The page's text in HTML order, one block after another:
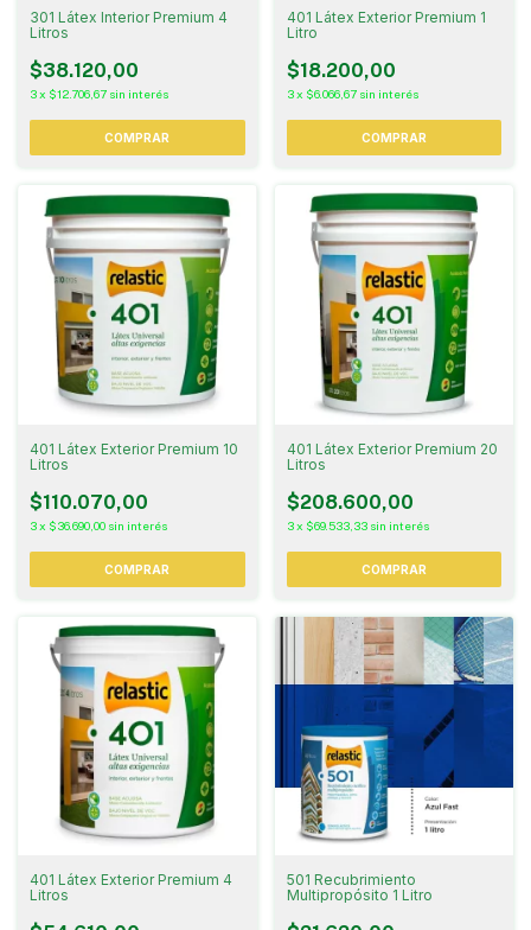
301 Látex Interior Premium 4
Litros
$38.120,00
3x $12.706,67 sin interés
COMPRAR
401 Látex Exterior Premium 1
Litro
$18.200,00
3 x $6.066,67 sin interés
COMPRAR
401 Látex Exterior Premium 10
Litros
$110.070,00
3x $36.690,00 sin interés
COMPRAR
401 Látex Exterior Premium 20
Litros
$208.600,00
3 x $69.533,33 sin interés
COMPRAR
401 Látex Exterior Premium 4
Litros
501 Recubrimiento
Multipropósito 1 Litro